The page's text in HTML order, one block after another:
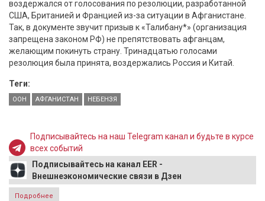
воздержался от голосования по резолюции, разработанной
США, Британией и Францией из-за ситуации в Афганистане.
Так, в документе звучит призыв к «Талибану*» (организация
запрещена законом РФ) не препятствовать афганцам,
желающим покинуть страну. Тринадцатью голосами
резолюция была принята, воздержались Россия и Китай.
Теги:
ООН АФГАНИСТАН НЕБЕНЗЯ
Подписывайтесь на наш Telegram канал и будьте в курсе
всех событий
Подписывайтесь на канал EER -
Внешнеэкономические связи в Дзен
Подробнее